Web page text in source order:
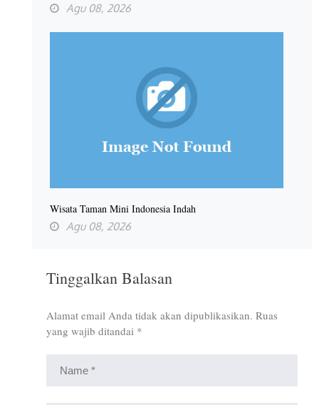
Agu 08, 2026
Wisata Taman Mini Indonesia Indah
Agu 08, 2026
Tinggalkan Balasan
Alamat email Anda tidak akan dipublikasikan. Ruas
yang wajib ditandai *